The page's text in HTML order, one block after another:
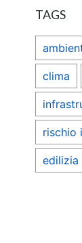
TAGS
clima
rischio
edilizia